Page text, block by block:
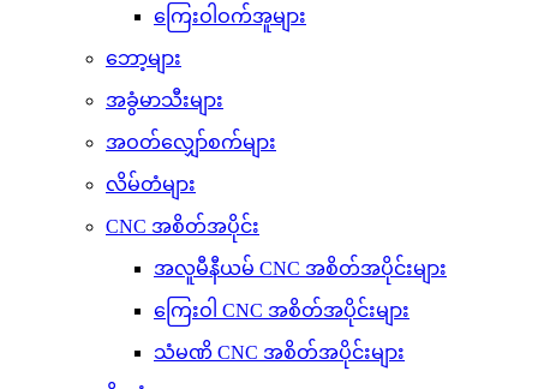
ကြေးဝါဝက်အူများ
ဘော့များ
အခွံမာသီးများ
အဝတ်လျှော်စက်များ
လိမ်တံများ
CNC အစိတ်အပိုင်း
အလူမီနီယမ် CNC အစိတ်အပိုင်းများ
ကြေးဝါ CNC အစိတ်အပိုင်းများ
သံမဏိ CNC အစိတ်အပိုင်းများ